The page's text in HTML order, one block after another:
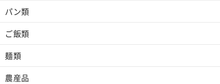
パン類
ご飯類
麺類
農産品